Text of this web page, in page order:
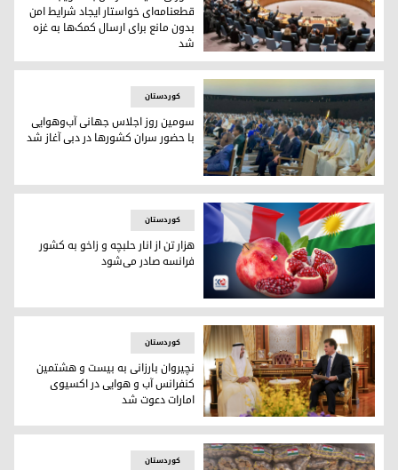
شورای امنیت سازمان با تصویب قطعنامه‌ای خواستار ایجاد
قطعنامه‌ای خواستار ایجاد شرایط امن
بدون مانع برای ارسال کمک‌ها به غزه
شد
سومین روز اجلاس جهانی آب‌وهوایی با حضور سران کشورها در
کوردستان
سومین روز اجلاس جهانی آب‌وهوایی
با حضور سران کشورها در دبی آغاز شد
هزار تن از انار حلبچه و زاخو به کشور فرانسه صادر می‌شود
کوردستان
هزار تن از انار حلبچه و زاخو به کشور
فرانسه صادر می‌شود
نچیروان بارزانی رئیس اقلیم کوردستان و احمد ابراهیم لزهاری،
کوردستان
نچیروان بارزانی به بیست و هشتمین
کنفرانس آب و هوایی در اکسیوی
امارات دعوت شد
کوردستان